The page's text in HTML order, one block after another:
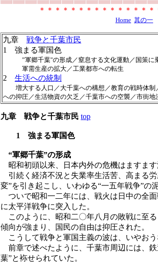
＊＊＊＊＊＊＊＊＊＊＊＊＊＊
Home 其の一
九章 戦争と千葉市民
1 強まる軍国色
”軍郷千葉″の形成／窒息する文化運動／国策に
軍需生産の拡大／工業都市への転生
2 生活への統制
増大する人口／大千葉への構想／教育の戦時体制
への抑圧／生活物資の欠乏／千葉市への空襲／市街地
九章 戦争と千葉市民 top
1 強まる軍国色
“軍郷千葉”の形成
昭和初頭以来、日本内外の危機はますます
引続く経済不況と失業率生活苦、高まる
変”を引き起こし、いわゆる“一五年戦争”の
ついで昭和一二年には、戦火は日中の全
に太平洋戦争に突入した。
このように、昭和二〇年八月の敗戦に至
傾向が強まり、国民の自由は抑圧された。
こうして戦争と軍国主義の波は、いやおう
前章で述べたように、千葉市周辺には、
葉”と袮せられていた。